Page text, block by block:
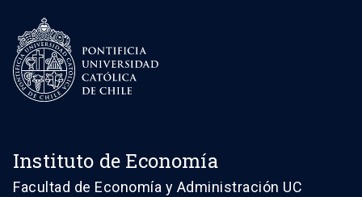
Instituto de Economía
Facultad de Economía y Administración UC